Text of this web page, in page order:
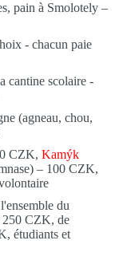
pain à Smolotely –
- chacun paie
cantine scolaire -
(agneau, chou,
CZK, Kamýk
– 100 CZK,
du
250 CZK, de
étudiants et